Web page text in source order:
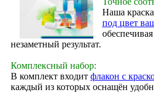
Наша
под цвет
незаметный результат.
Комплексный набор:
В комплект входит флакон с
каждый из которых оснащён